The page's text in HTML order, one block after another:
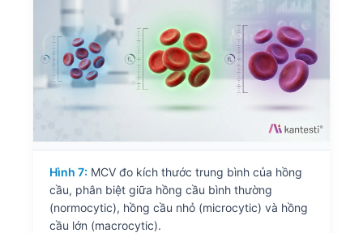
Hình 7: MCV đo kích thước trung bình của hồng
cầu, phân biệt giữa hồng cầu bình thường
(normocytic), hồng cầu nhỏ (microcytic) và hồng
cầu lớn (macrocytic).
Polski
한국어
Slovenščina
Magyar
Shqip
বাংলা
اردو
मराठी
తెలుగు